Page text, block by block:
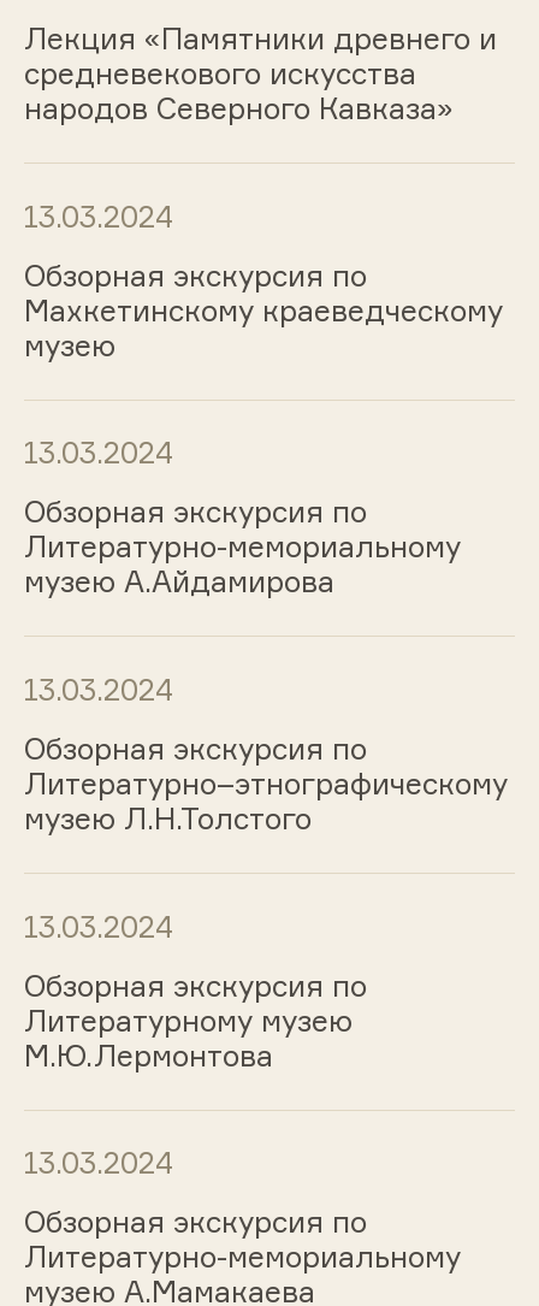
Лекция «Памятники древнего и
средневекового искусства
народов Северного Кавказа»
13.03.2024
Обзорная экскурсия по
Махкетинскому краеведческому
музею
13.03.2024
Обзорная экскурсия по
Литературно-мемориальному
музею А.Айдамирова
13.03.2024
Обзорная экскурсия по
Литературно–этнографическому
музею Л.Н.Толстого
13.03.2024
Обзорная экскурсия по
Литературному музею
М.Ю.Лермонтова
13.03.2024
Обзорная экскурсия по
Литературно-мемориальному
музею А.Мамакаева